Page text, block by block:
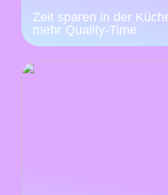
Zeit sparen in der
mehr Quality-Time